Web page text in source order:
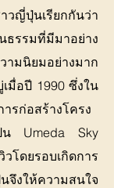
วญี่ปุ่นเรียกกันว่า
รมที่มีมาอย่าง
มนิยมอย่างมาก
มื่อปี 1990 ซึ่งใน
รก่อสร้างโครง
น Umeda Sky
โดยรอบเกิดการ
งให้ความสนใจ